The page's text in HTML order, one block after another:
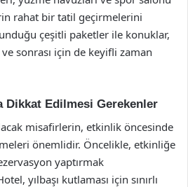
rahat bir tatil geçirmelerini
çeşitli paketler ile konuklar,
ve sonrası için de keyifli zaman
Dikkat Edilmesi Gerekenler
misafirlerin, etkinlik öncesinde
önemlidir. Öncelikle, etkinliğe
yaptırmak
yılbaşı kutlaması için sınırlı